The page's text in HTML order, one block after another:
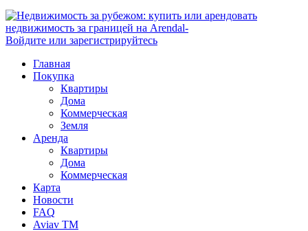
Войдите или зарегистрируйтесь
Главная
Покупка
Квартиры
Дома
Коммерческая
Земля
Аренда
Квартиры
Дома
Коммерческая
Карта
Новости
FAQ
Aviav TM